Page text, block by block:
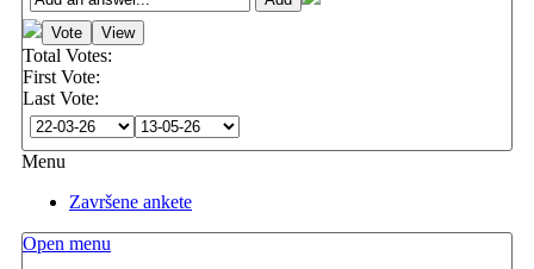
Total Votes:
First Vote:
Last Vote:
Menu
Završene ankete
Open menu